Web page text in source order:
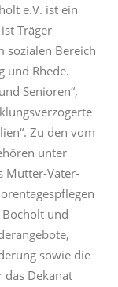
e.V. ist ein
Träger
sozialen Bereich
und Rhede.
Senioren“,
Zu den vom
unter
Mutter-Vater-
und
sowie die
das Dekanat